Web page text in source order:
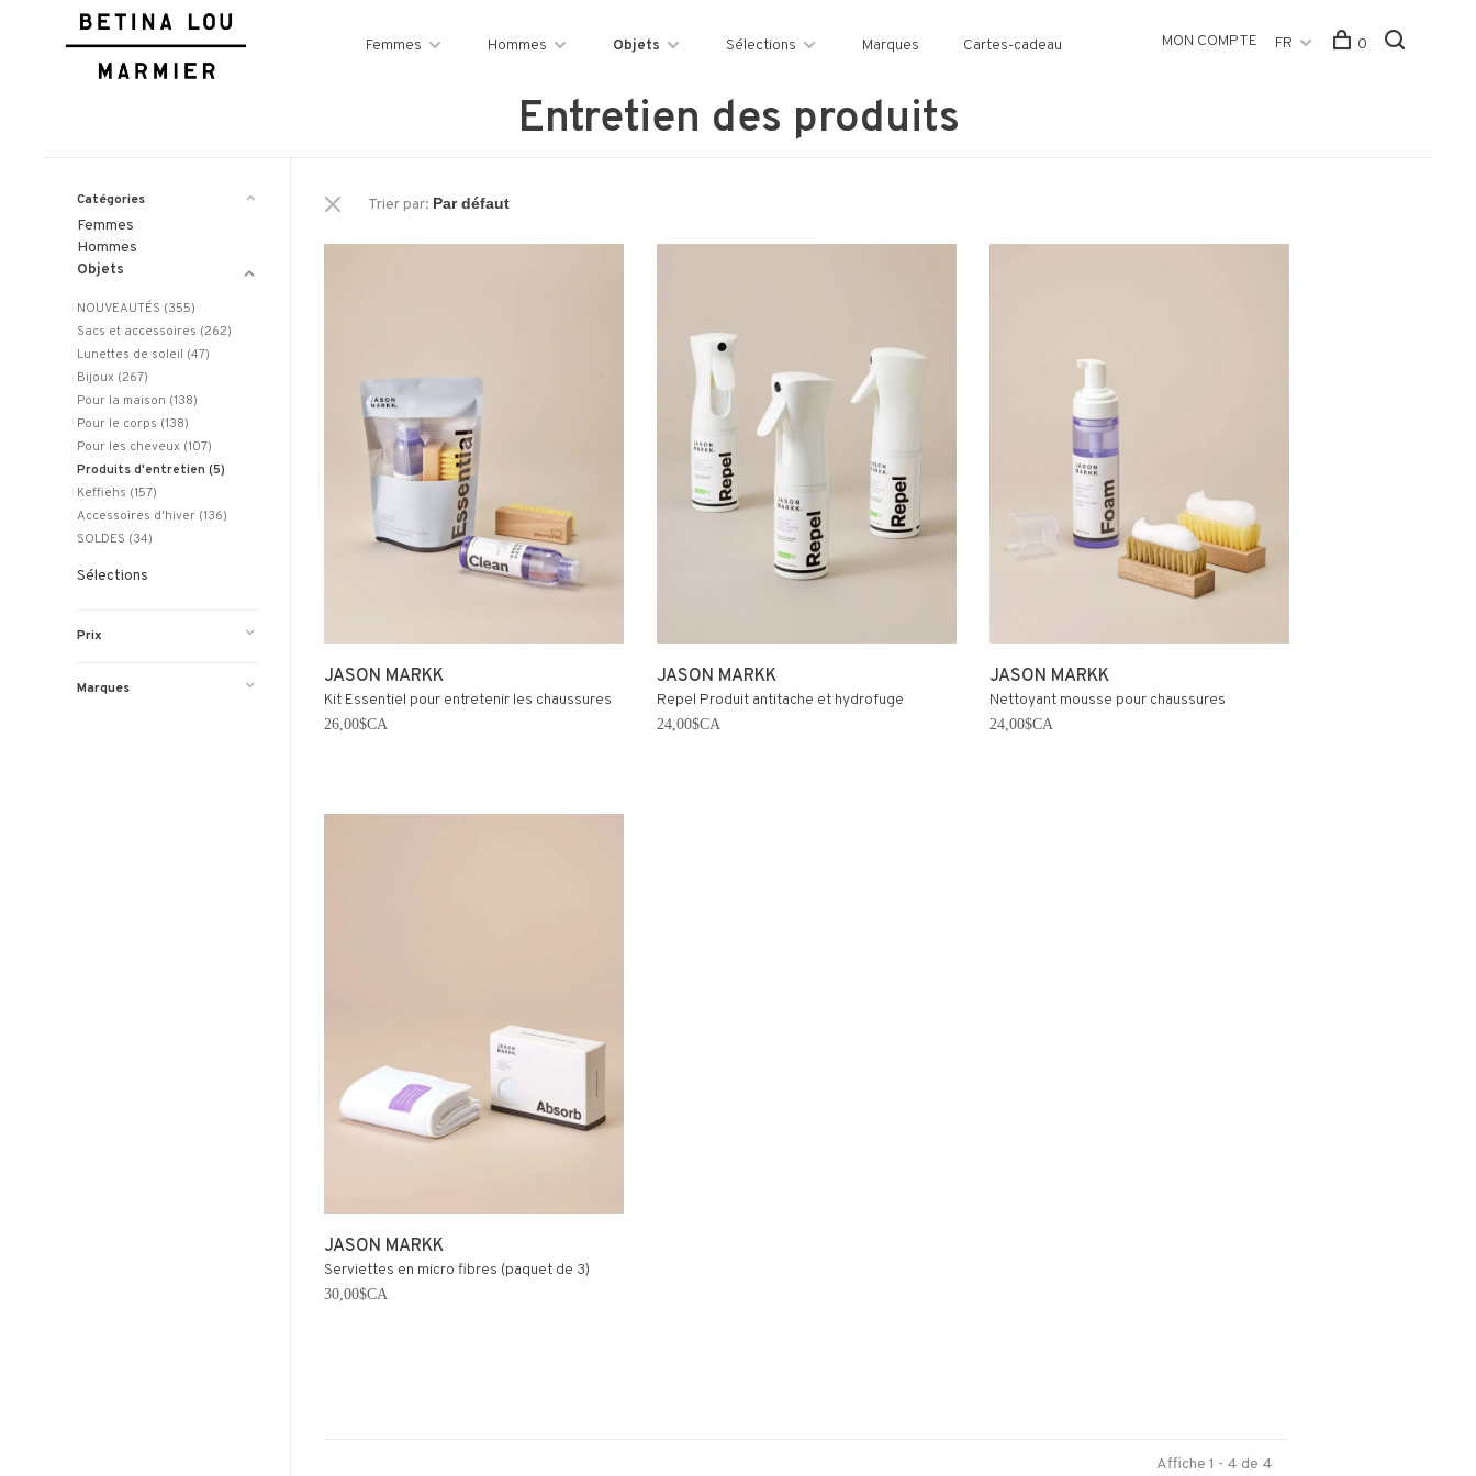
Femmes Hommes Objets Sélections Marques Cartes-cadeau MON COMPTE FR 0
Entretien des produits
Catégories
Femmes
Hommes
Objets
NOUVEAUTÉS (355)
Sacs et accessoires (262)
Lunettes de soleil (47)
Bijoux (267)
Pour la maison (138)
Pour le corps (138)
Pour les cheveux (107)
Produits d'entretien (5)
Keffiehs (157)
Accessoires d'hiver (136)
SOLDES (34)
Sélections
Prix
Marques
Trier par:
JASON MARKK
Kit Essentiel pour entretenir les chaussures
26,00$CA
JASON MARKK
Repel Produit antitache et hydrofuge
24,00$CA
JASON MARKK
Nettoyant mousse pour chaussures
24,00$CA
JASON MARKK
Serviettes en micro fibres (paquet de 3)
30,00$CA
Affiche 1 - 4 de 4